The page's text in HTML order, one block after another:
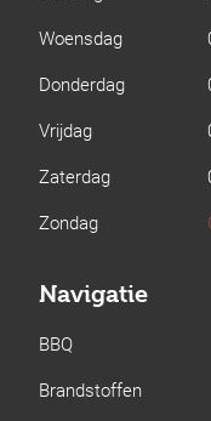
Woensdag
Donderdag
Vrijdag
Zaterdag
Zondag
Navigatie
BBQ
Brandstoffen